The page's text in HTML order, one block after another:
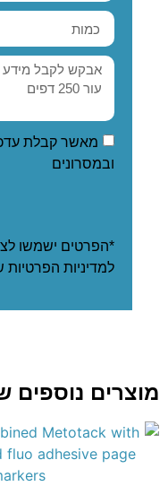
מאשר קבלת
ובמסרונים
*הפרטים ישמשו
למדיניות הפרטיות
מוצרים נוספים